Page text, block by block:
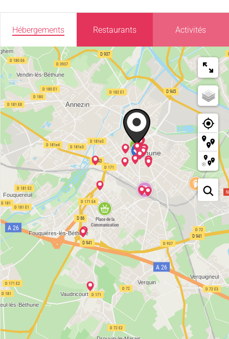
Hébergements Restaurants Activités